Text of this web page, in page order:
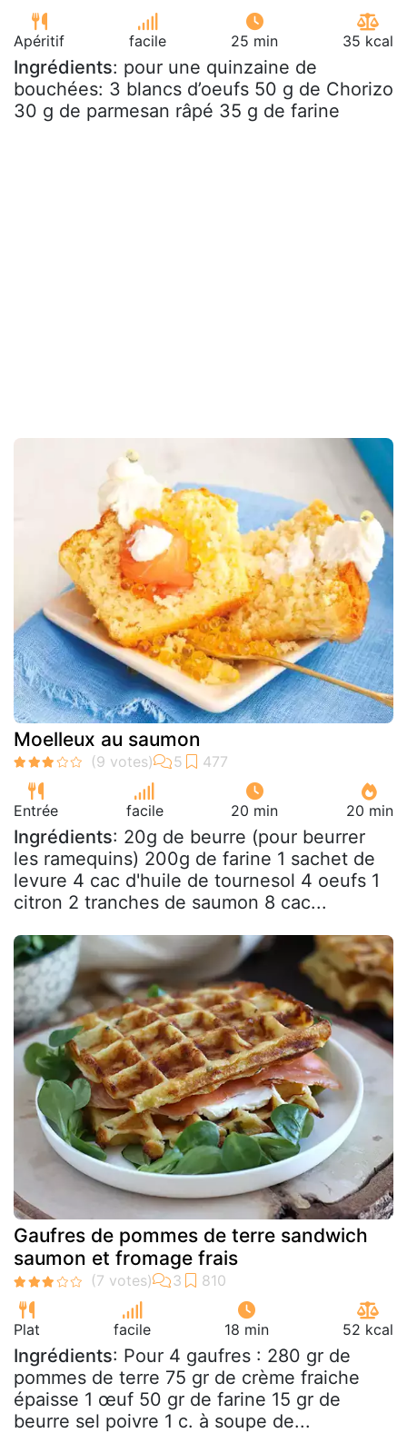
Apéritif facile 25 min 35 kcal
Ingrédients: pour une quinzaine de
bouchées: 3 blancs d’oeufs 50 g de Chorizo
30 g de parmesan râpé 35 g de farine
Moelleux au saumon
Entrée facile 20 min 20 min
Ingrédients: 20g de beurre (pour beurrer
les ramequins) 200g de farine 1 sachet de
levure 4 cac d'huile de tournesol 4 oeufs 1
citron 2 tranches de saumon 8 cac...
Gaufres de pommes de terre sandwich
saumon et fromage frais
Plat facile 18 min 52 kcal
Ingrédients: Pour 4 gaufres : 280 gr de
pommes de terre 75 gr de crème fraiche
épaisse 1 œuf 50 gr de farine 15 gr de
beurre sel poivre 1 c. à soupe de...